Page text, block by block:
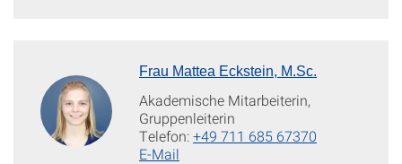
Frau Mattea Eckstein, M.Sc.
Akademische Mitarbeiterin,
Gruppenleiterin
Telefon:+49 711 685 67370
E-Mail